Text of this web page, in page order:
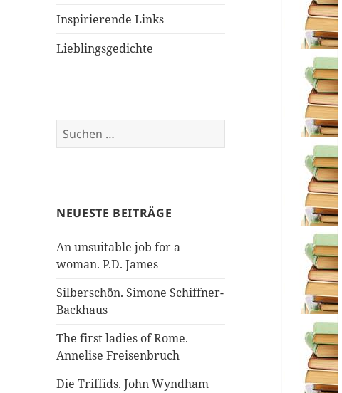
Inspirierende Links
Lieblingsgedichte
Suchen
nach:
NEUESTE BEITRÄGE
An unsuitable job for a
woman. P.D. James
Silberschön. Simone Schiffner-
Backhaus
The first ladies of Rome.
Annelise Freisenbruch
Die Triffids. John Wyndham